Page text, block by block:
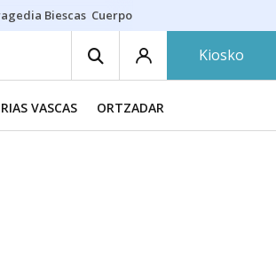
Biescas Cuerpo ría
Kiosko
VASCAS ORTZADAR